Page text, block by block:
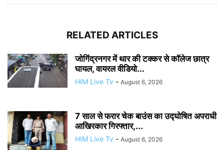
RELATED ARTICLES
जोगिंद्रनगर में थार की टक्कर से कॉलेज छात्र
घायल, वायरल वीडियो...
HIM Live Tv - August 6, 2026
7 साल से फरार चेक बाउंस का उद्घोषित अपराधी
आखिरकार गिरफ्तार,...
HIM Live Tv - August 6, 2026